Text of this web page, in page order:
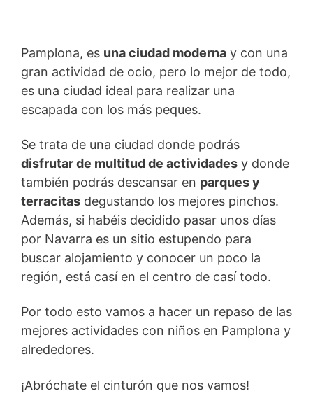
Pamplona, es una ciudad moderna y con una
gran actividad de ocio, pero lo mejor de todo,
es una ciudad ideal para realizar una
escapada con los más peques.
Se trata de una ciudad donde podrás
disfrutar de multitud de actividades y donde
también podrás descansar en parques y
terracitas degustando los mejores pinchos.
Además, si habéis decidido pasar unos días
por Navarra es un sitio estupendo para
buscar alojamiento y conocer un poco la
región, está casí en el centro de casí todo.
Por todo esto vamos a hacer un repaso de las
mejores actividades con niños en Pamplona y
alrededores.
¡Abróchate el cinturón que nos vamos!